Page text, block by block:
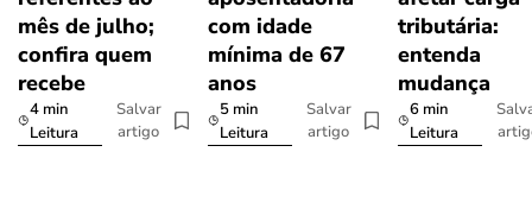
mês de julho;
confira quem
recebe
4 min
Leitura
Salvar
artigo
com idade
mínima de 67
anos
5 min
Leitura
Salvar
artigo
tributária:
entenda
mudança
6 min
Leitura